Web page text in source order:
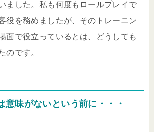
ました。私も何度もロールプレイで
役を務めましたが、そのトレーニン
面で役立っているとは、どうしても
のです。
意味がないという前に・・・